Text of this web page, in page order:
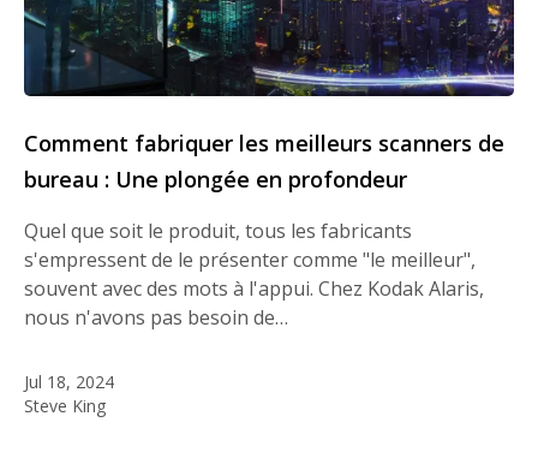
Comment fabriquer les meilleurs scanners de
bureau : Une plongée en profondeur
Quel que soit le produit, tous les fabricants
s'empressent de le présenter comme "le meilleur",
souvent avec des mots à l'appui. Chez Kodak Alaris,
nous n'avons pas besoin de…
Jul 18, 2024
Steve King